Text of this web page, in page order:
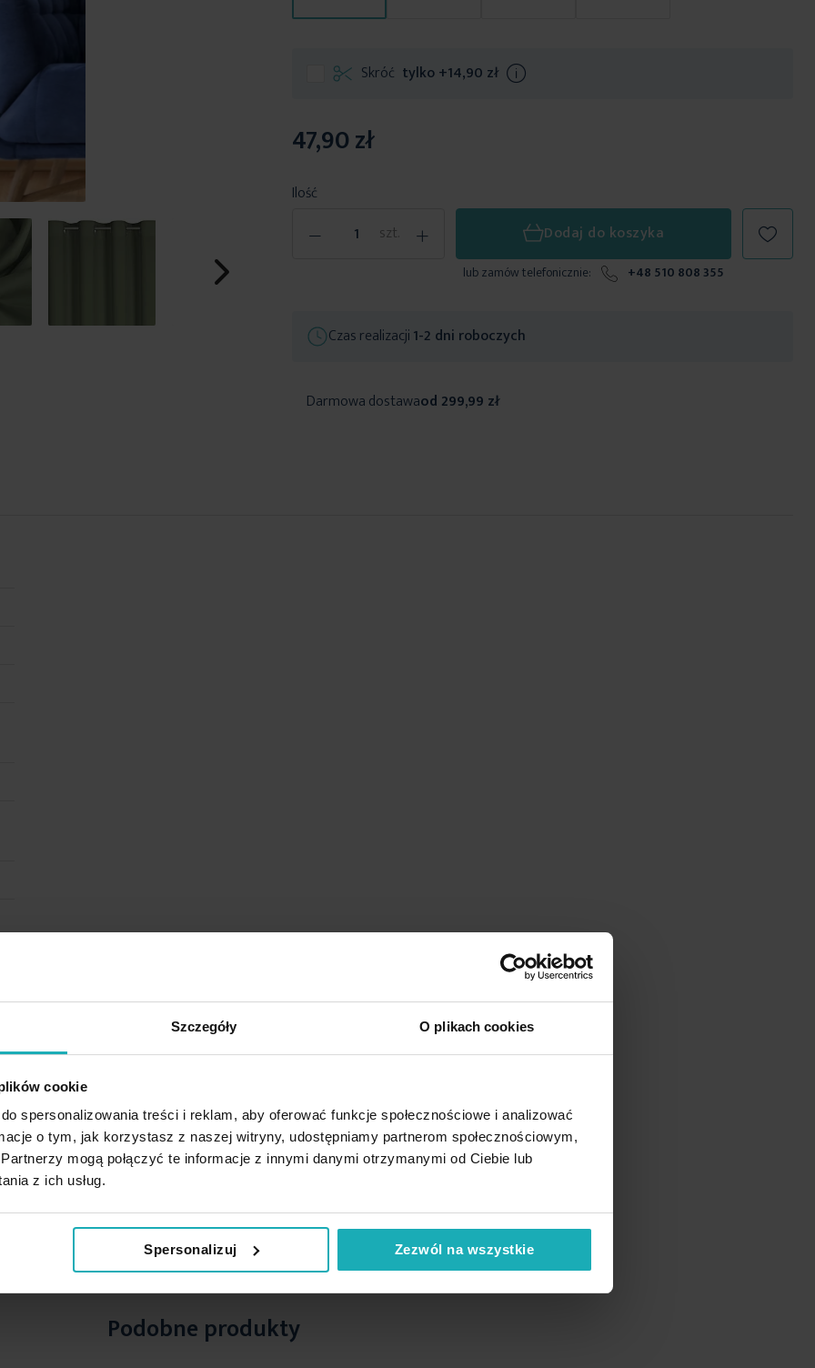
Szczegóły O plikach cookies
cookie
spersonalizowania treści i reklam, aby oferować funkcje społecznościowe i analizować
o tym, jak korzystasz z naszej witryny, udostępniamy partnerom społecznościowym,
mogą połączyć te informacje z innymi danymi otrzymanymi od Ciebie lub
z ich usług.
Spersonalizuj Zezwól na wszystkie
Skróć tylko+14,90 zł
Info
Ilość
- szt. +
47,90 zł
Dodaj do koszyka
lub zamów telefonicznie: +48 510 808 355
Czas realizacji1-2 dni roboczych
Darmowa dostawaod 299,99 zł
Podobne produkty